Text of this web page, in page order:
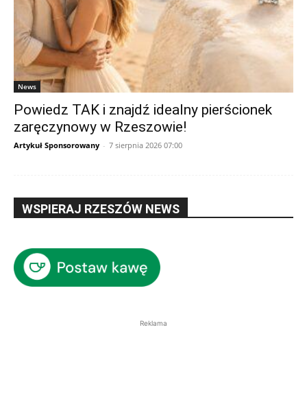
News
Powiedz TAK i znajdź idealny pierścionek
zaręczynowy w Rzeszowie!
Artykuł Sponsorowany - 7 sierpnia 2026 07:00
WSPIERAJ RZESZÓW NEWS
Reklama